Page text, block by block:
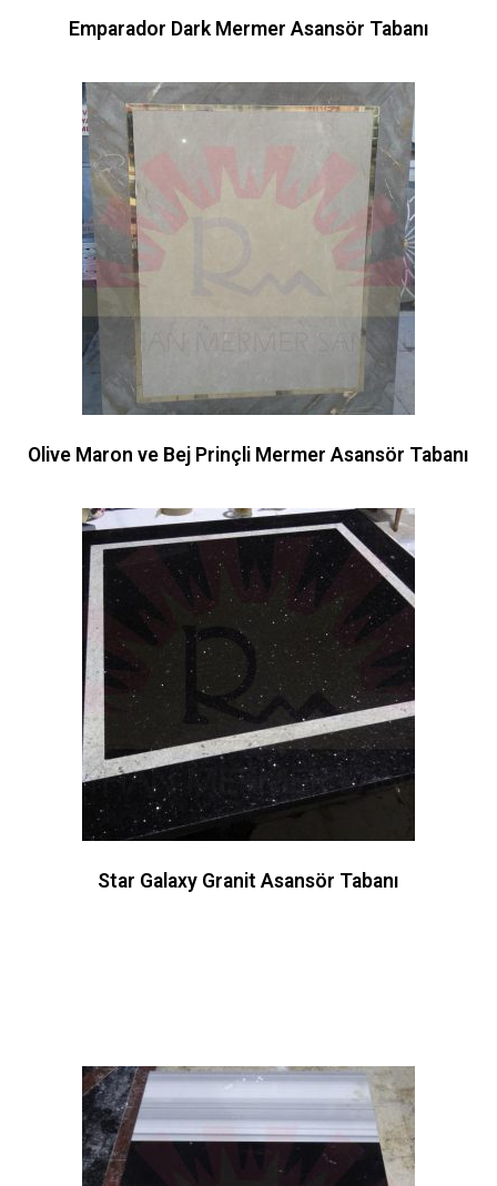
Emparador Dark Mermer Asansör Tabanı
Olive Maron ve Bej Prinçli Mermer Asansör Tabanı
Star Galaxy Granit Asansör Tabanı